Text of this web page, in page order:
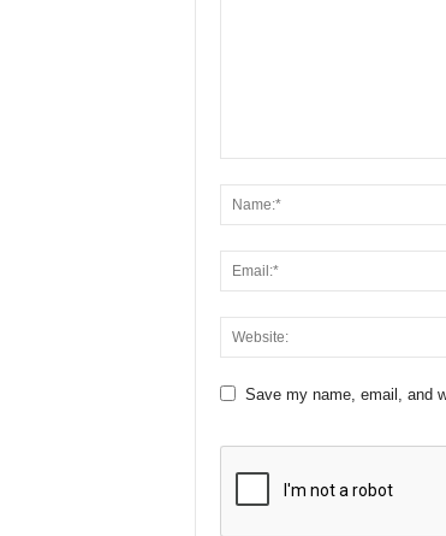
Save my name, email, and